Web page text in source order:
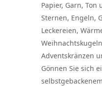
Papier, Garn, Ton
Sternen, Engeln,
Leckereien,
Adventskränzen
Gönnen Sie sich